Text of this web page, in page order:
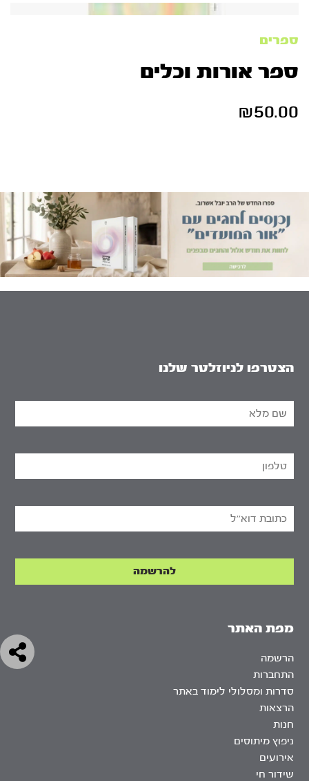
ספרים
ספר אורות וכלים
₪50.00
מפת האתר
הרשמה
התחברות
סדרות ומסלולי לימוד באתר
הרצאות
חנות
ניפוץ מיתוסים
אירועים
שידור חי
הצטרפו לניוזלטר שלנו